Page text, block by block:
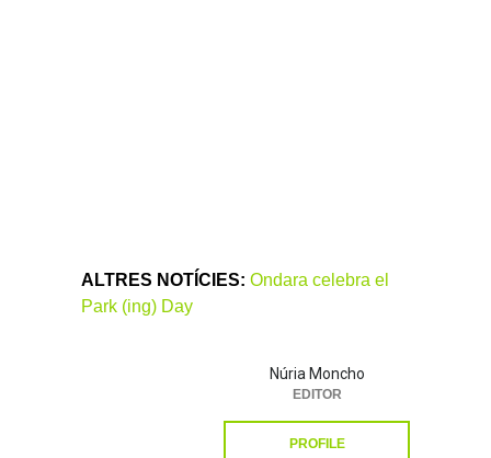
ALTRES NOTÍCIES: Ondara celebra el
Park (ing) Day
Núria Moncho
EDITOR
PROFILE